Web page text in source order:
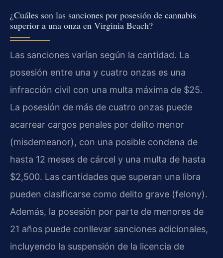
¿Cuáles son las sanciones por posesión de cannabis
superior a una onza en Virginia Beach?
Las sanciones varían según la cantidad. La
posesión entre una y cuatro onzas es una
infracción civil con una multa máxima de $25.
La posesión de más de cuatro onzas puede
acarrear cargos penales por delito menor
(misdemeanor), con una posible condena de
hasta 12 meses de cárcel y una multa de hasta
$2,500. Las cantidades que superan una libra
pueden clasificarse como delito grave (felony).
Además, la posesión por parte de menores de
21 años puede conllevar sanciones adicionales,
incluyendo la suspensión de la licencia de